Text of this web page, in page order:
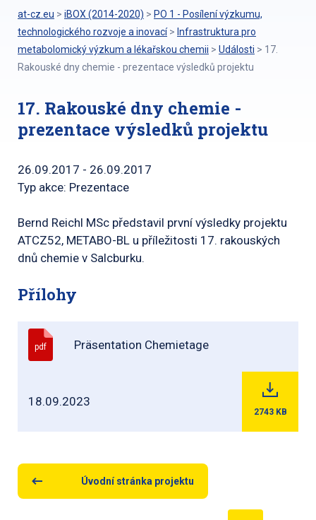
at-cz.eu > iBOX (2014-2020) > PO 1 - Posílení výzkumu,
technologického rozvoje a inovací > Infrastruktura pro
metabolomický výzkum a lékařskou chemii > Události > 17.
Rakouské dny chemie - prezentace výsledků projektu
17. Rakouské dny chemie -
prezentace výsledků projektu
26.09.2017 - 26.09.2017
Typ akce: Prezentace
Bernd Reichl MSc představil první výsledky projektu
ATCZ52, METABO-BL u příležitosti 17. rakouských
dnů chemie v Salcburku.
Přílohy
pdf Präsentation Chemietage
18.09.2023
2743 KB
Úvodní stránka projektu